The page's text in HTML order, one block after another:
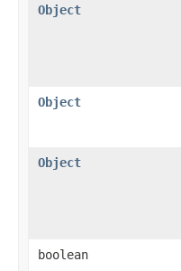
Object
Object
Object
boolean